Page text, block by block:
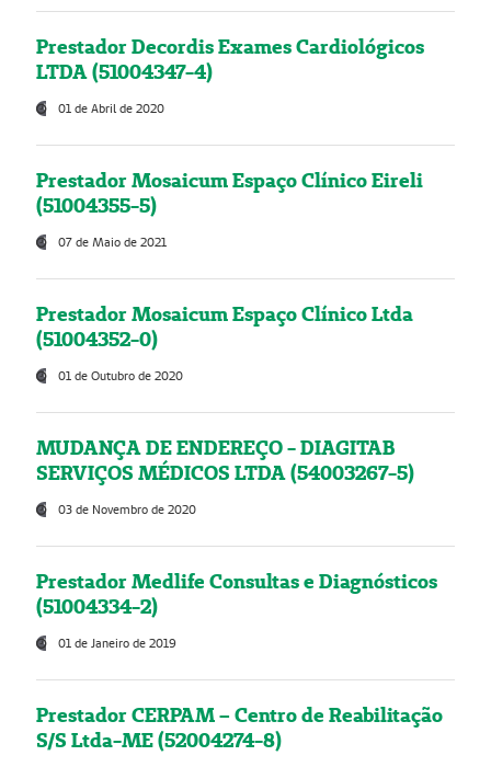
Prestador Decordis Exames Cardiológicos
LTDA (51004347-4)
01 de Abril de 2020
Prestador Mosaicum Espaço Clínico Eireli
(51004355-5)
07 de Maio de 2021
Prestador Mosaicum Espaço Clínico Ltda
(51004352-0)
01 de Outubro de 2020
MUDANÇA DE ENDEREÇO - DIAGITAB
SERVIÇOS MÉDICOS LTDA (54003267-5)
03 de Novembro de 2020
Prestador Medlife Consultas e Diagnósticos
(51004334-2)
01 de Janeiro de 2019
Prestador CERPAM – Centro de Reabilitação
S/S Ltda-ME (52004274-8)